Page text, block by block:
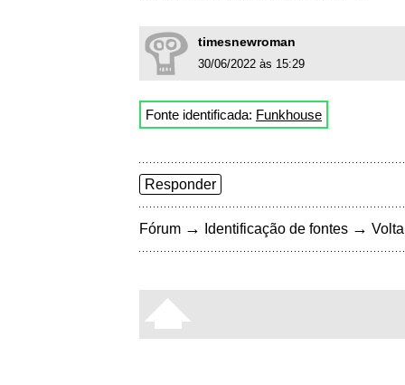
timesnewroman
30/06/2022 às 15:29
Fonte identificada: Funkhouse
Responder
Fórum → Identificação de fontes →